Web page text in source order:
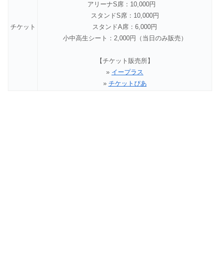
チケット
アリーナS席：10,000円
スタンドS席：10,000円
スタンドA席：6,000円
小中高生シート：2,000円（当日のみ販売）
【チケット販売所】
» イープラス
» チケットぴあ